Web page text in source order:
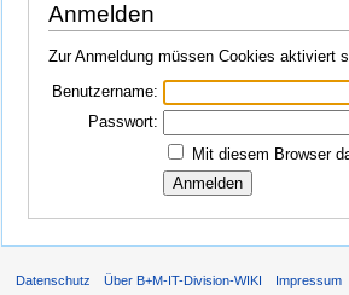
Anmelden
Zur Anmeldung müssen Cookies aktiviert
Benutzername:
Passwort:
Mit diesem Browser
Datenschutz Über B+M-IT-Division-WIKI Impressum